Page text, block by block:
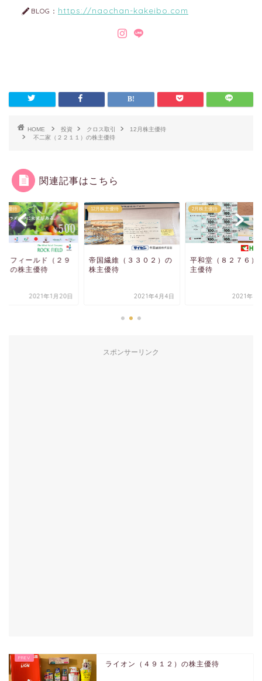
BLOG： https://naochan-kakeibo.com
HOME 投資 クロス取引
12月株主優待
不二家（２２１１）の株主優待
関連記事はこちら
主優待
クフィールド（２９
）の株主優待
2021年1月20日
12月株主優待
帝国繊維（３３０２）の
株主優待
2021年4月4日
2月株主優待
平和堂（８２７６）
主優待
2021年3
スポンサーリンク
ライオン（４９１２）の株主優待